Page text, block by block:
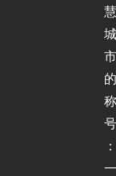
慧
城
市
的
称
号
：
一